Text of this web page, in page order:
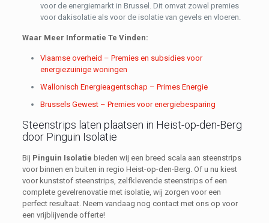
voor de energiemarkt in Brussel. Dit omvat zowel premies
voor dakisolatie als voor de isolatie van gevels en vloeren.
Waar Meer Informatie Te Vinden:
Vlaamse overheid – Premies en subsidies voor
energiezuinige woningen
Wallonisch Energieagentschap – Primes Energie
Brussels Gewest – Premies voor energiebesparing
Steenstrips laten plaatsen in Heist-op-den-Berg
door Pinguin Isolatie
Bij Pinguin Isolatie bieden wij een breed scala aan steenstrips
voor binnen en buiten in regio Heist-op-den-Berg. Of u nu kiest
voor kunststof steenstrips, zelfklevende steenstrips of een
complete gevelrenovatie met isolatie, wij zorgen voor een
perfect resultaat. Neem vandaag nog contact met ons op voor
een vrijblijvende offerte!